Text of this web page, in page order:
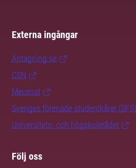
Externa ingångar
Antagning.se
CSN
Mecenat
Sveriges förenade studentkårer (SFS)
Universitets- och högskolerådet
Följ oss